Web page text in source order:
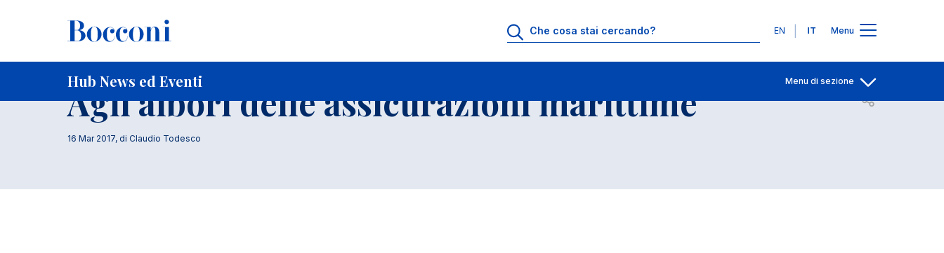
Lingue
EN IT Menu
Hub News ed Eventi Menu di sezione
Briciole di pane
Home Agli albori delle assicurazioni marittime
Ricerca Economia
Agli albori delle assicurazioni marittime Apri per
16 Mar 2017, di Claudio Todesco